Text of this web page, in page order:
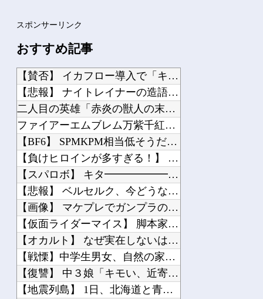
スポンサーリンク
おすすめ記事
【賛否】 イカフロー導入で「キルゲー加速」と不安の声、塗りで貢献という”スプラら...
【悲報】 ナイトレイナーの造語、ガチでキモすぎて終わる…
二人目の英雄「赤炎の獣人の末裔 イニス」
ファイアーエムブレム万紫千紅とんでもないネタバレをしてしまう…
【BF6】 SPMKPM相当低そうだけどキルレだけは高い奴
【負けヒロインが多すぎる！】 タイトー「八奈見杏菜」制服姿でプライズフィギュア化...
【スパロボ】 キタ━━━━━━(゜∀゜)━━━━━━ !!!!!
【悲報】 ベルセルク、今どうなっているのか誰も知らない・・・・
【画像】 マケプレでガンプラのプレバン品を買った結果…
【仮面ライダーマイス】 脚本家と追加キャスト解禁！！制作発表会見感想まとめ
【オカルト】 なぜ実在しないはずの特撮ドラマ『秘殺剣』を鮮明に記憶しているのか？
【戦慄】中学生男女、自然の家でやらかす…
【復讐】 中３娘「キモい、近寄るな、汚い！金だけ残してさっさとしね!!」俺「…!...
【地震列島】 1日、北海道と青森で「震度4」の地震…日本各地で揺れてるのが怖いん...